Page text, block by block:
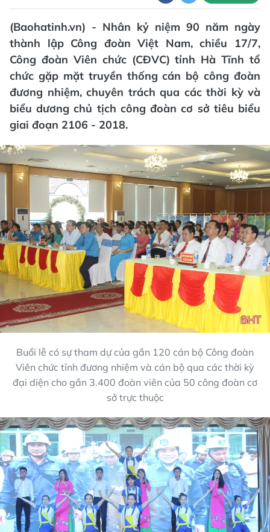
(Baohatinh.vn) - Nhân kỷ niệm 90 năm ngày
thành lập Công đoàn Việt Nam, chiều 17/7,
Công đoàn Viên chức (CĐVC) tỉnh Hà Tĩnh tổ
chức gặp mặt truyền thống cán bộ công đoàn
đương nhiệm, chuyên trách qua các thời kỳ và
biểu dương chủ tịch công đoàn cơ sở tiêu biểu
giai đoạn 2106 - 2018.
Buổi lễ có sự tham dự của gần 120 cán bộ Công đoàn
Viên chức tỉnh đương nhiệm và cán bộ qua các thời kỳ
đại diện cho gần 3.400 đoàn viên của 50 công đoàn cơ
sở trực thuộc